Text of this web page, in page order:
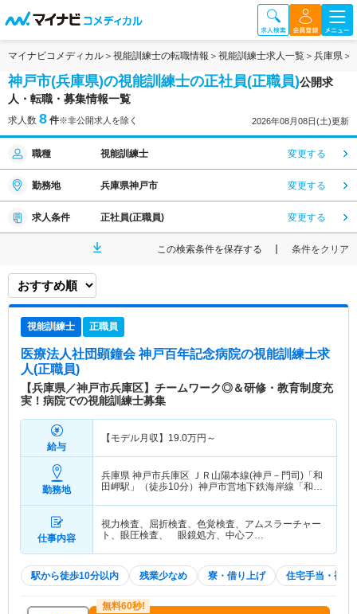
マイナビコメディカル 視能訓練士の転職情報 視能訓練士求人一覧 兵庫県
神戸市(兵庫県)の視能訓練士の正社員(正職員)公開求
人・転職・募集情報一覧
求人数 8 件※非公開求人を除く 2026年08月08日(土)更新
職種 視能訓練士 変更する
勤務地 兵庫県神戸市 変更する
求人条件 正社員(正職員) 変更する
この検索条件を保存する 条件をクリア
視能訓練士 正職員
医療法人社団顕鐘会 神戸百年記念病院の視能訓練士求
人(正職員)
【兵庫県／神戸市兵庫区】チームワーク◎＆研修・教育制度充
実！病院での視能訓練士募集
給与
【モデル月収】 19.0万円～
勤務地
兵庫県 神戸市兵庫区 ＪＲ山陽本線(神戸－門司)「和
田岬駅」（徒歩10分）神戸市営地下鉄海岸線「和田
仕事内容
視力検査、屈折検査、色覚検査、アムスラーチャー
ト、眼圧検査、 眼鏡処方、中心フ…
駅から徒歩10分以内 残業少なめ 寮・借り上げ 住宅手当・補助